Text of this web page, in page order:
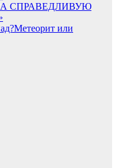
СПРАВЕДЛИВУЮ
Метеорит или